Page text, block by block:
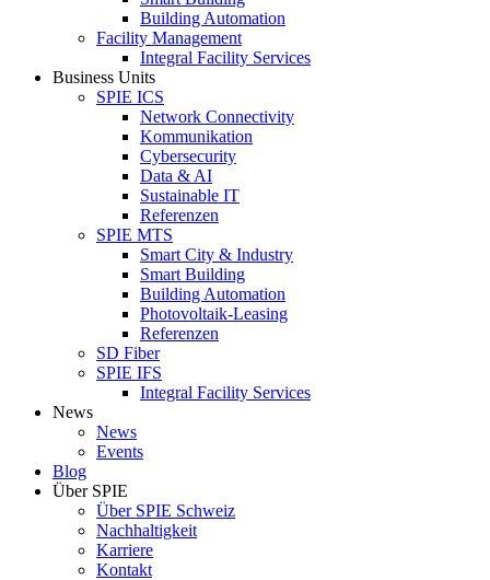
Building Automation
Facility Management
Integral Facility Services
Business Units
SPIE ICS
Network Connectivity
Kommunikation
Cybersecurity
Data & AI
Sustainable IT
Referenzen
SPIE MTS
Smart City & Industry
Smart Building
Building Automation
Photovoltaik-Leasing
Referenzen
SD Fiber
SPIE IFS
Integral Facility Services
News
News
Events
Blog
Über SPIE
Über SPIE Schweiz
Nachhaltigkeit
Karriere
Kontakt